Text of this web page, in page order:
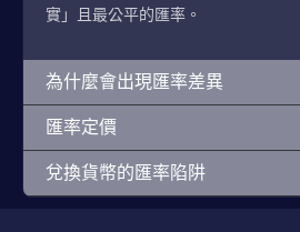
實」且最公平的匯率。
為什麼會出現匯率差異
匯率定價
兌換貨幣的匯率陷阱